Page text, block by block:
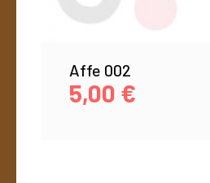
Affe 002
5,00 €